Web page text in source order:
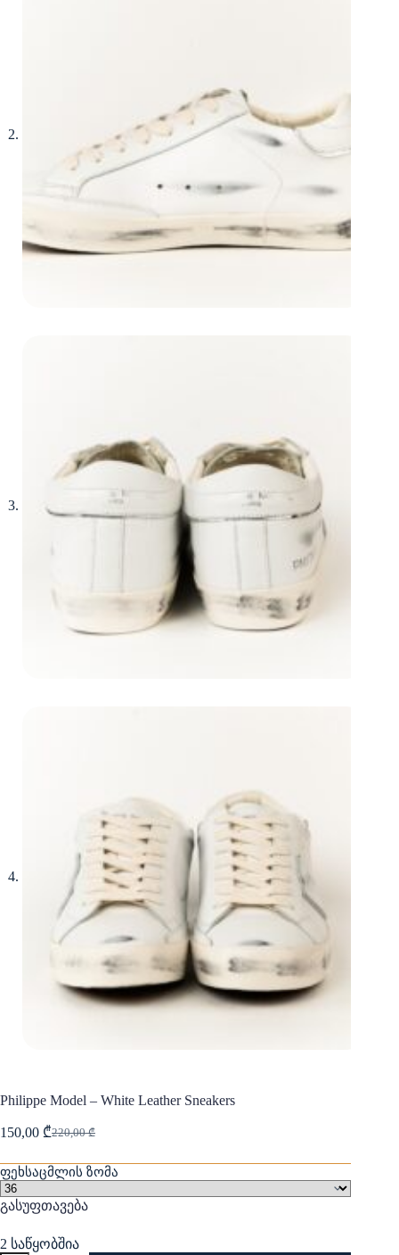
Philippe Model – White Leather Sneakers
220,00₾
Original
was:
150,00 ₾Current
is:
ფეხსაცმლის ზომა
გასუფთავება
2 საწყობშია